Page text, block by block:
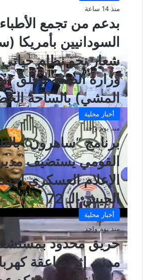
منذ 14 ساعة
بدعم من تجمع الأطباء
السودانيين بأمريكا
شعار نحو نظام
وزارة الصحة تطلق
المشي) بالساحة
أخبار محلية
منذ يوم واحد
برنامج “ساهرون”
القومي يستضيف مدير
الإعلام العسكري
الجيش الـ 72
أخبار محلية
منذ يوم واحد
حريق محدود
مدني إثر صاعقة